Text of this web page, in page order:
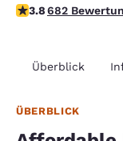
3.83-Sterne-
3.8682
Überblick
ÜBERBLICK